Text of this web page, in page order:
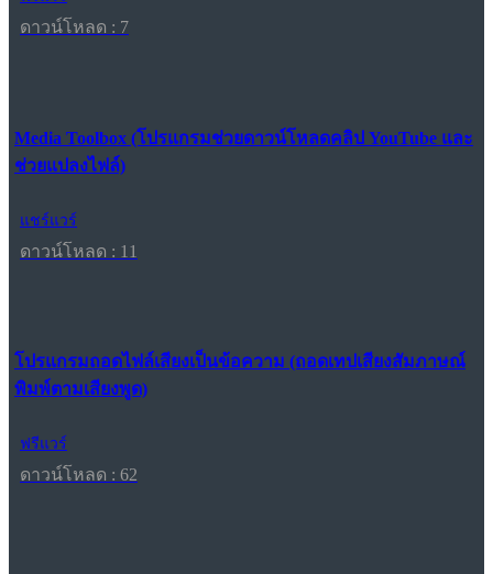
ดาวน์โหลด : 7
Media Toolbox (โปรแกรมช่วยดาวน์โหลดคลิป YouTube และ
ช่วยแปลงไฟล์)
แชร์แวร์
ดาวน์โหลด : 11
โปรแกรมถอดไฟล์เสียงเป็นข้อความ (ถอดเทปเสียงสัมภาษณ์
พิมพ์ตามเสียงพูด)
ฟรีแวร์
ดาวน์โหลด : 62